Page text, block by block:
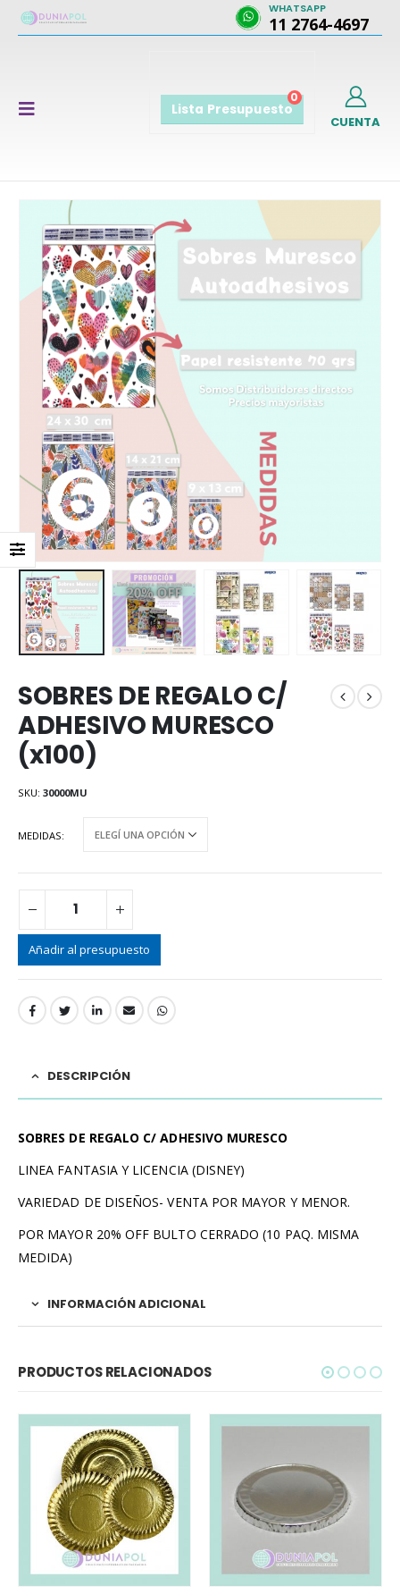
WHATSAPP
11 2764-4697
0
Lista Presupuesto
CUENTA
SOBRES DE REGALO C/
ADHESIVO MURESCO
(x100)
SKU: 30000MU
MEDIDAS
Añadir al presupuesto
DESCRIPCIÓN
SOBRES DE REGALO C/ ADHESIVO MURESCO
LINEA FANTASIA Y LICENCIA (DISNEY)
VARIEDAD DE DISEÑOS- VENTA POR MAYOR Y MENOR.
POR MAYOR 20% OFF BULTO CERRADO (10 PAQ. MISMA
MEDIDA)
INFORMACIÓN ADICIONAL
PRODUCTOS RELACIONADOS